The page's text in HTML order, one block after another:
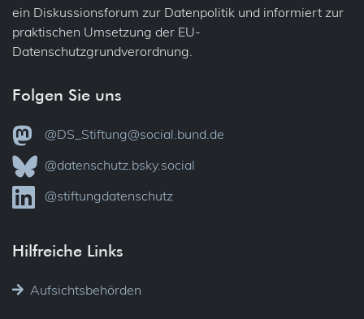
ein Diskussionsforum zur Datenpolitik und informiert zur
praktischen Umsetzung der EU-
Datenschutzgrundverordnung.
Folgen Sie uns
@DS_Stiftung@social.bund.de
@datenschutz.bsky.social
@stiftungdatenschutz
Hilfreiche Links
Aufsichtsbehörden